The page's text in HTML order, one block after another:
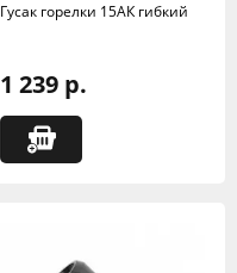
Гусак горелки 15АК гибкий
1 239 р.